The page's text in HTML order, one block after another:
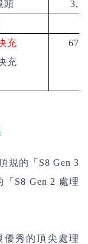
頭
充
充
規的「S8 Gen 3
S8 Gen 2 處理
優秀的頂尖處理